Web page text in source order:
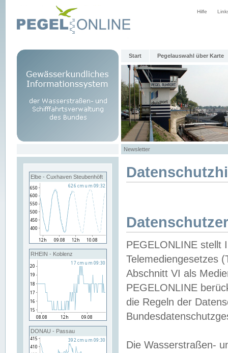
Hilfe
Start Pegelauswahl über Karte
Newsletter
Elbe - Cuxhaven Steubenhöft
RHEIN - Koblenz
DONAU - Passau
PEGELONLINE stellt
Telemediengesetzes
Abschnitt VI als
PEGELONLINE
die Regeln der
Die Wasserstraßen-